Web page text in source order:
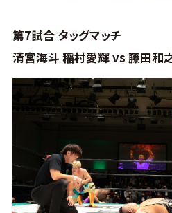
第7試合 タッグマッチ
清宮海斗 稲村愛輝 vs 藤田和